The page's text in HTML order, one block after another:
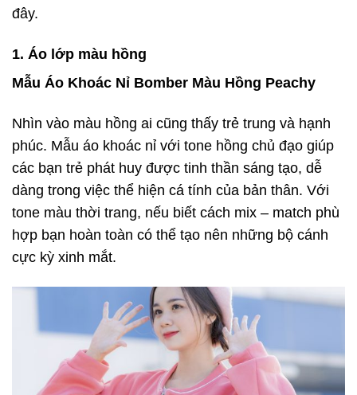
đây.
1. Áo lớp màu hồng
Mẫu Áo Khoác Nỉ Bomber Màu Hồng Peachy
Nhìn vào màu hồng ai cũng thấy trẻ trung và hạnh
phúc. Mẫu áo khoác nỉ với tone hồng chủ đạo giúp
các bạn trẻ phát huy được tinh thần sáng tạo, dễ
dàng trong việc thể hiện cá tính của bản thân. Với
tone màu thời trang, nếu biết cách mix – match phù
hợp bạn hoàn toàn có thể tạo nên những bộ cánh
cực kỳ xinh mắt.